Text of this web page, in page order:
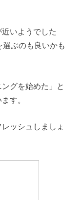
いようでした
ぶのも良いかも
グを始めた」と
す。
ッシュしましょ